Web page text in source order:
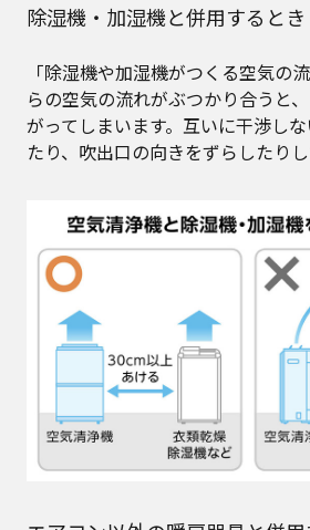
除湿機・加湿機と併用するとき
「除湿機や加湿機がつくる空気の
らの空気の流れがぶつかり合うと
がってしまいます。互いに干渉し
たり、吹出口の向きをずらしたり